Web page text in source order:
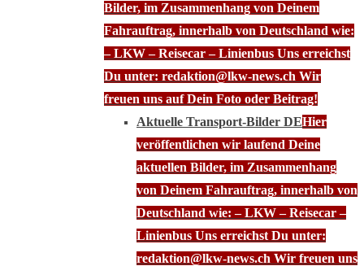
Bilder, im Zusammenhang von Deinem
Fahrauftrag, innerhalb von Deutschland wie:
– LKW – Reisecar – Linienbus Uns erreichst
Du unter: redaktion@lkw-news.ch Wir
freuen uns auf Dein Foto oder Beitrag!
Aktuelle Transport-Bilder DEHier
veröffentlichen wir laufend Deine
aktuellen Bilder, im Zusammenhang
von Deinem Fahrauftrag, innerhalb von
Deutschland wie: – LKW – Reisecar –
Linienbus Uns erreichst Du unter:
redaktion@lkw-news.ch Wir freuen uns